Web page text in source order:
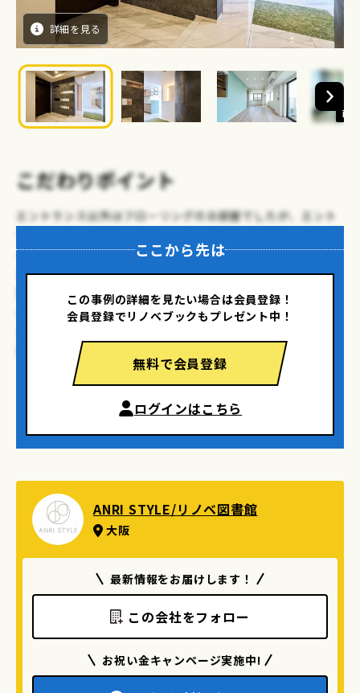
詳細を見る
画
こだわりポイント
エントランス以外はフローリングのお部屋でしたが、エント
イストが大きく変化。
また、折り上げ天井の造作や、前回のお部屋でも採用させて
頂いたR壁も取り入れ、タイルとミラーのデザイン貼りをす
る事でエントランスの雰囲気が抜群にアップ！
ここから先は
この事例の詳細を見たい場合は会員登録！
会員登録でリノベブックもプレゼント中！
無料で会員登録
ログインはこちら
ANRI STYLE/リノベ図書館
大阪
最新情報をお届けします！
この会社をフォロー
お祝い金キャンページ実施中!